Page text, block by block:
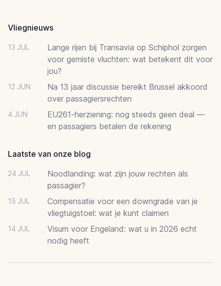
Vliegnieuws
13 JUL
Lange rijen bij Transavia op Schiphol zorgen
voor gemiste vluchten: wat betekent dit voor
jou?
12 JUN
Na 13 jaar discussie bereikt Brussel akkoord
over passagiersrechten
4 JUN
EU261-herziening: nog steeds geen deal —
en passagiers betalen de rekening
Laatste van onze blog
24 JUL
Noodlanding: wat zijn jouw rechten als
passagier?
15 JUL
Compensatie voor een downgrade van je
vliegtuigstoel: wat je kunt claimen
14 JUL
Visum voor Engeland: wat u in 2026 echt
nodig heeft